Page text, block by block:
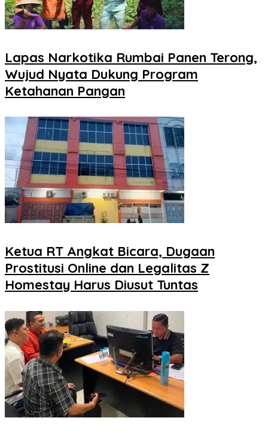
Lapas Narkotika Rumbai Panen Terong,
Wujud Nyata Dukung Program
Ketahanan Pangan
Ketua RT Angkat Bicara, Dugaan
Prostitusi Online dan Legalitas Z
Homestay Harus Diusut Tuntas